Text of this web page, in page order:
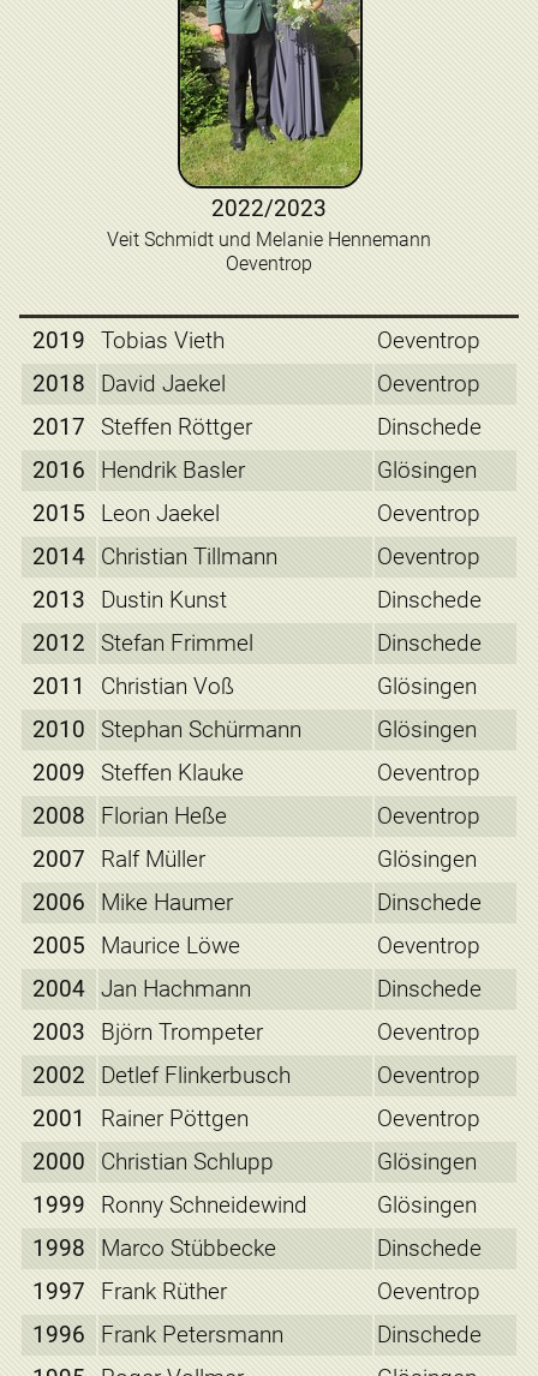
2022/2023
Veit Schmidt und Melanie Hennemann
Oeventrop
2019 Tobias Vieth
Oeventrop
2018
David Jaekel
Oeventrop
2017
Steffen Röttger
Dinschede
2016
Hendrik Basler
Glösingen
2015
Leon Jaekel
Oeventrop
2014
Christian Tillmann
Oeventrop
2013
Dustin Kunst
Dinschede
2012
Stefan Frimmel
Dinschede
2011
Christian Voß
Glösingen
2010
Stephan Schürmann
Glösingen
2009
Steffen Klauke
Oeventrop
2008
Florian Heße
Oeventrop
2007
Ralf Müller
Glösingen
2006
Mike Haumer
Dinschede
2005
Maurice Löwe
Oeventrop
2004 Jan Hachmann
Dinschede
2003
Björn Trompeter
Oeventrop
2002
Detlef Flinkerbusch
Oeventrop
2001
Rainer Pöttgen
Oeventrop
2000
Christian Schlupp
Glösingen
1999
Ronny Schneidewind
Glösingen
1998
Marco Stübbecke
Dinschede
1997
Frank Rüther
Oeventrop
1996
Frank Petersmann
Dinschede